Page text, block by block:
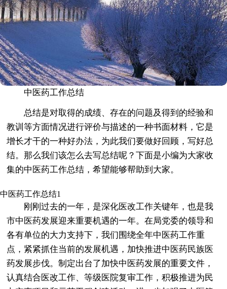
中医药工作总结
总结是对取得的成绩、存在的问题及得到的经验和
教训等方面情况进行评价与描述的一种书面材料，它是
增长才干的一种好办法，为此我们要做好回顾，写好总
结。那么我们该怎么去写总结呢？下面是小编为大家收
集的中医药工作总结，希望能够帮助到大家。
中医药工作总结1
刚刚过去的一年，是深化医改工作关键年，也是我
市中医药发展迎来重要机遇的一年。在局党委的领导和
各有单位的大力支持下，我们围绕全年中医药工作重
点，紧紧抓住当前的发展机遇，加快推进中医药民族医
药发展步伐。制定出台了加快中医药发展的重要文件，
认真结合医改工作、等级医院复审工作，积极推进为民